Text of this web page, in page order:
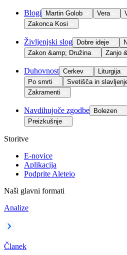
Blogi Martin Golob Vera
Zakonca Kosi
Življenjski slog Dobre ideje
Zakon &amp; Družina
Zanjo
Duhovnost Cerkev Liturgija
Po smrti
Svetišča in
Zakramenti
Navdihujoče zgodbe Bolezen
Preizkušnje
Storitve
E-novice
Aplikacija
Podprite Aleteio
Naši glavni formati
Analize
Članek